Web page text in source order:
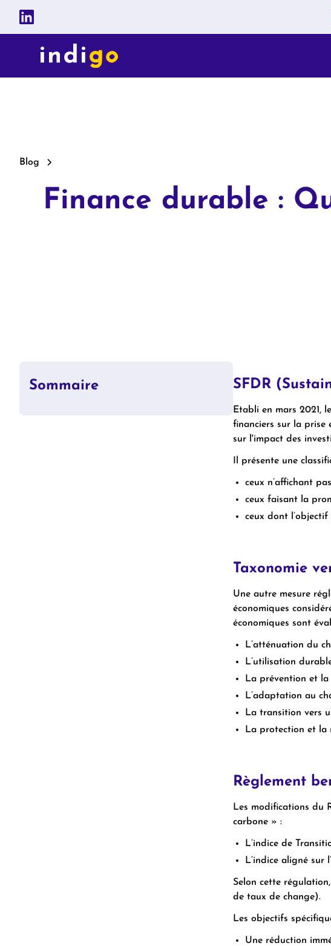
Blog
Finance durable :
Sommaire SFDR
Etabli en mars 2021, le
financiers sur la prise
sur l'impact des
Il présente une
ceux n’affichant
ceux faisant la
ceux dont
Taxonomie
Une autre mesure
économiques
économiques sont
L’atténuation du
L’utilisation
La prévention et
L’adaptation au
La transition vers
La protection et la
Règlement
Les modifications du
carbone » :
L’indice de
L’indice aligné sur
Selon cette
de taux de change).
Les objectifs
Une réduction